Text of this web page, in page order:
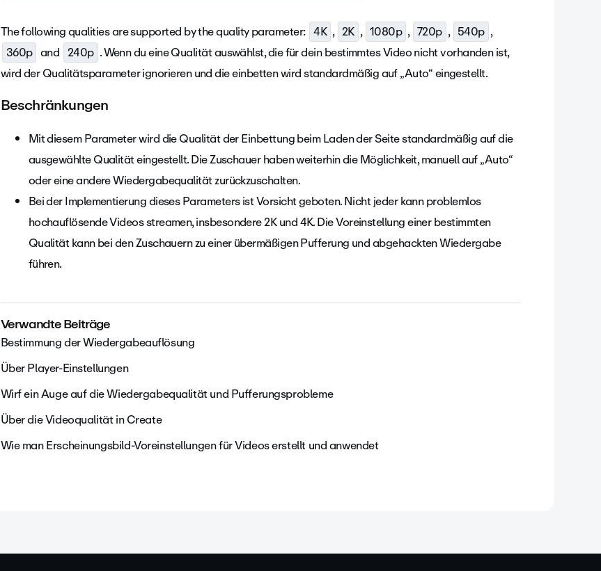
The following qualities are supported by the quality parameter: 4K , 2K , 1080p , 720p , 540p ,
360p and 240p . Wenn du eine Qualität auswählst, die für dein bestimmtes Video nicht vorhanden ist,
wird der Qualitätsparameter ignorieren und die einbetten wird standardmäßig auf „Auto“ eingestellt.
Beschränkungen
Mit diesem Parameter wird die Qualität der Einbettung beim Laden der Seite standardmäßig auf die
ausgewählte Qualität eingestellt. Die Zuschauer haben weiterhin die Möglichkeit, manuell auf „Auto“
oder eine andere Wiedergabequalität zurückzuschalten.
Bei der Implementierung dieses Parameters ist Vorsicht geboten. Nicht jeder kann problemlos
hochauflösende Videos streamen, insbesondere 2K und 4K. Die Voreinstellung einer bestimmten
Qualität kann bei den Zuschauern zu einer übermäßigen Pufferung und abgehackten Wiedergabe
führen.
Verwandte Beiträge
Bestimmung der Wiedergabeauflösung
Über Player-Einstellungen
Wirf ein Auge auf die Wiedergabequalität und Pufferungsprobleme
Über die Videoqualität in Create
Wie man Erscheinungsbild-Voreinstellungen für Videos erstellt und anwendet